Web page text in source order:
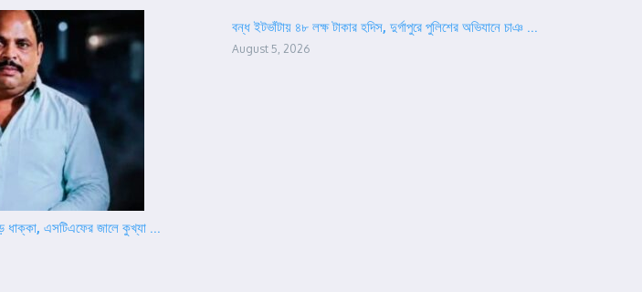
ধাক্কা, এসটিএফের জালে কুখ্যা ...
বন্ধ ইটভাঁটায় ৪৮ লক্ষ টাকার হদিস, দুর্গাপুরে পুলিশের অভিযানে চাঞ ...
August 5, 2026